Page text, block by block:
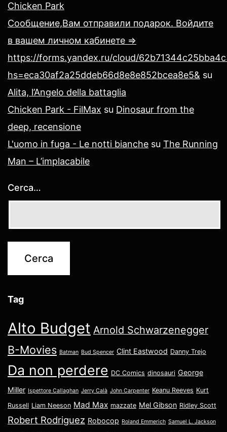
Chicken Park
Сообщение,Вам отправили подарок. Войдите
в вашем личном кабинете =>
https://forms.yandex.ru/cloud/
hs=eca30af2a25ddeb66d8e8e852bcea8e5& su
Alita, l’Angelo della battaglia
Chicken Park - FilMax su Dinosaur from the
deep, recensione
L'uomo in fuga - Le notti bianche su The Running
Man – L’implacabile
Cerca…
Tag
Alto Budget Arnold Schwarzenegger
B-Movies Batman Bud Spencer Clint Eastwood Danny Trejo
Da non perdere DC Comics dinosauri George
Miller Ispettore Callaghan Jerry Calà John Carpenter Keanu Reeves Kurt
Russell Liam Neeson Mad Max mazzate Mel Gibson Ridley Scott
Robert Rodriguez Robocop Roland Emmerich Samuel L. Jackson